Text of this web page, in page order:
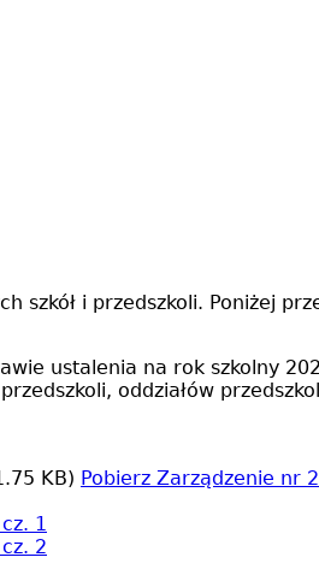
szkół i przedszkoli. Poniżej
ustalenia na rok szkolny
oddziałów
KB) Pobierz Zarządzenie nr
1
2